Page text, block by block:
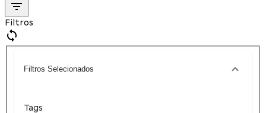
Filtros
Filtros Selecionados
Tags